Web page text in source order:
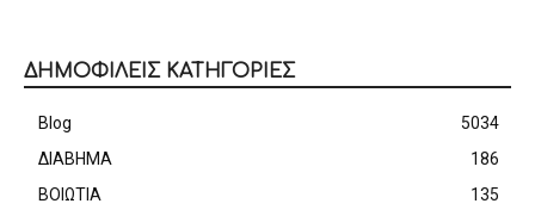
ΔΗΜΟΦΙΛΕΙΣ ΚΑΤΗΓΟΡΙΕΣ
Blog
5034
ΔΙΑΒΗΜΑ
186
ΒΟΙΩΤΙΑ
135